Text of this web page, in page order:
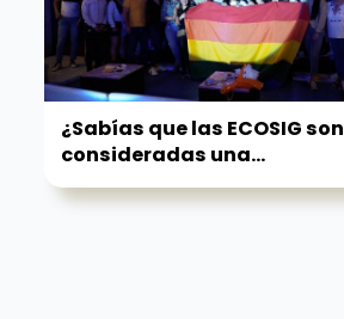
¿Sabías que las ECOSIG son
consideradas una...